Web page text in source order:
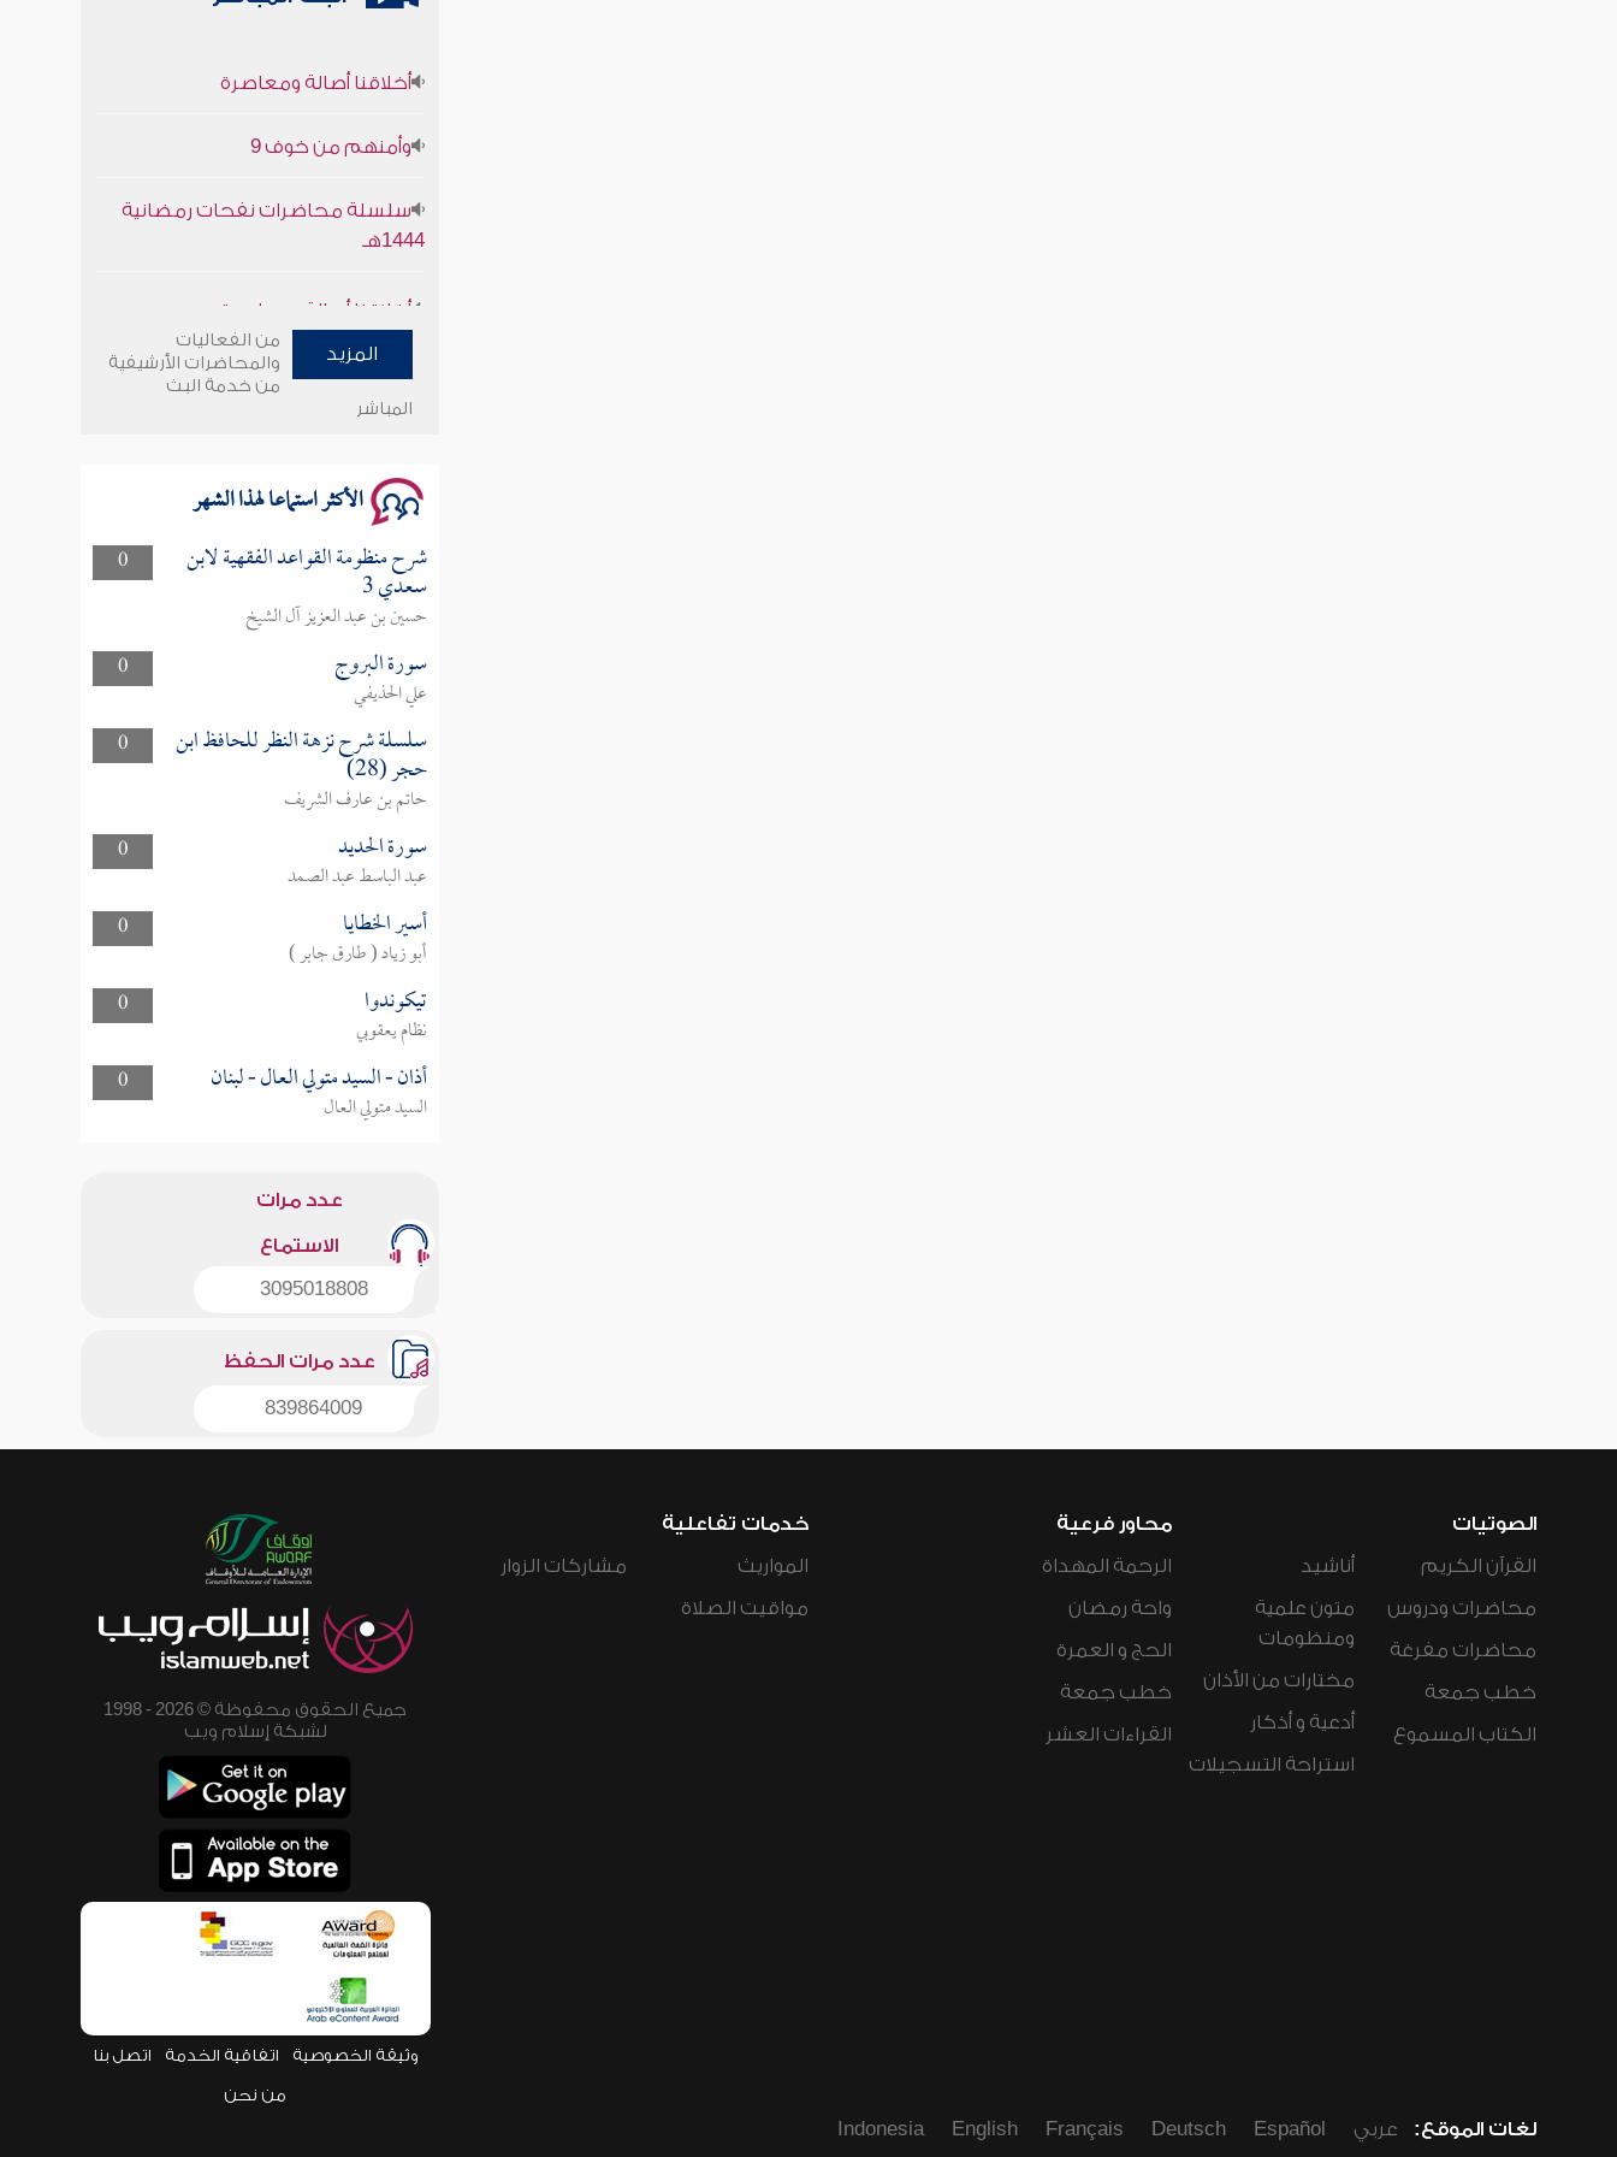
1444هـ
وأمنهم من خوف 9
سلسلة محاضرات نفحات رمضانية
المزيد
من الفعاليات
والمحاضرات الأرشيفية
من خدمة البث
المباشر
الأكثر استماعا لهذا الشهر
0 شرح منظومة القواعد الفقهية لابن
سعدي 3
حسين بن عبد العزيز آل الشيخ
0
سورة البروج
علي الحذيفي
0
سلسلة شرح نزهة النظر للحافظ ابن
حجر (28)
حاتم بن عارف الشريف
0
سورة الحديد
عبد الباسط عبد الصمد
0
أسير الخطايا
أبو زياد ( طارق جابر )
0
تيكوندوا
نظام يعقوبي
0
أذان - السيد متولي العال - لبنان
السيد متولي العال
عدد مرات
الاستماع
3095018808
عدد مرات الحفظ
839864009
الصوتيات
القرآن الكريم
محاضرات ودروس
محاضرات مفرغة
خطب جمعة
الكتاب المسموع
أناشيد
متون علمية
ومنظومات
مختارات من الأذان
أدعية و أذكار
استراحة التسجيلات
محاور فرعية
الرحمة المهداة
واحة رمضان
الحج و العمرة
خطب جمعة
القراءات العشر
خدمات تفاعلية
المواريث
مواقيت الصلاة
مشاركات الزوار
جميع الحقوق محفوظة © 2026 - 1998
لشبكة إسلام ويب
وثيقة الخصوصية اتفاقية الخدمة اتصل بنا
من نحن
لغات الموقع: عربي Español
Deutsch
Français
English
Indonesia